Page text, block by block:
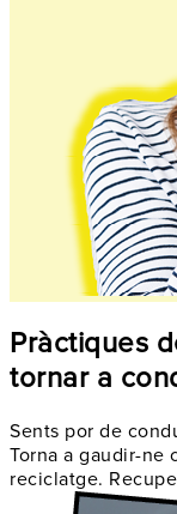
Pràctiques
tornar a
Sents por de
Torna a gaudir-ne
reciclatge.